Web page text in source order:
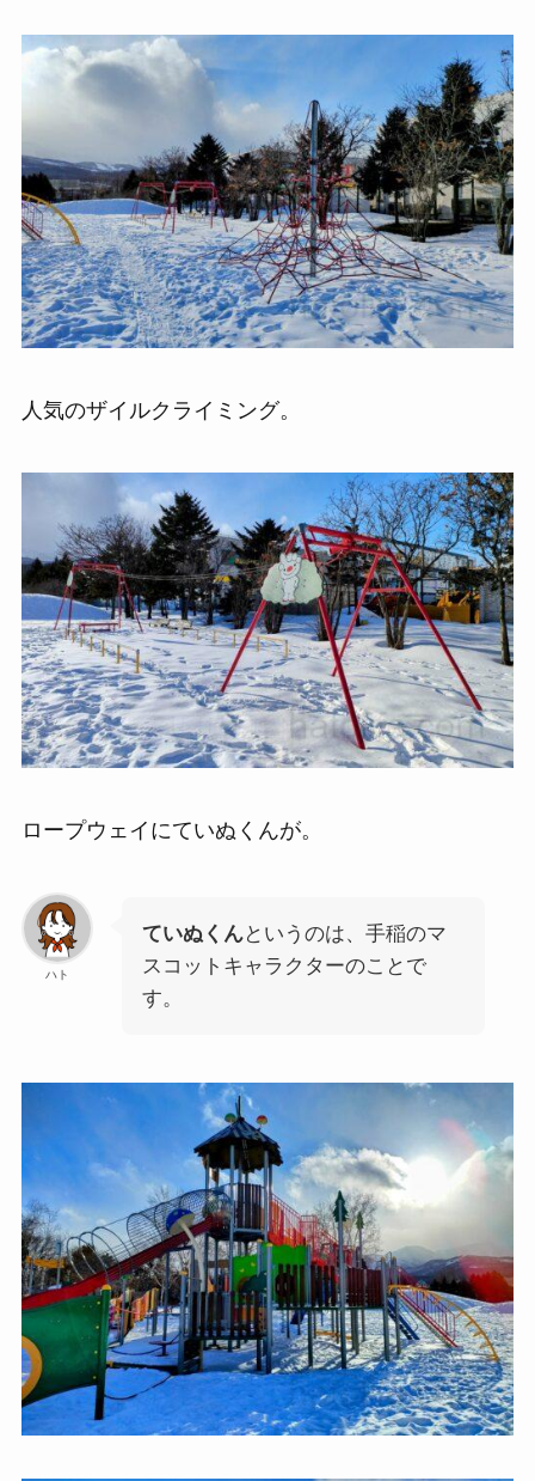
人気のザイルクライミング。
ロープウェイ にていぬくんが。
ハト
ていぬくんというのは、手稲のマ
スコットキャラクターのことで
す。